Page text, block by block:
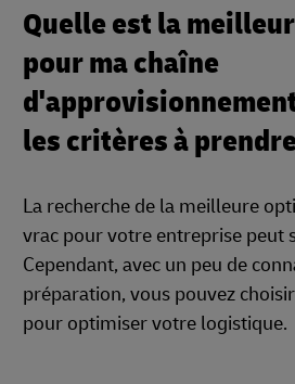
Quelle est la
pour ma chaîne
les critères à
La recherche de la meilleure
vrac pour votre entreprise peut
Cependant, avec un peu de
préparation, vous pouvez
pour optimiser votre logistique.